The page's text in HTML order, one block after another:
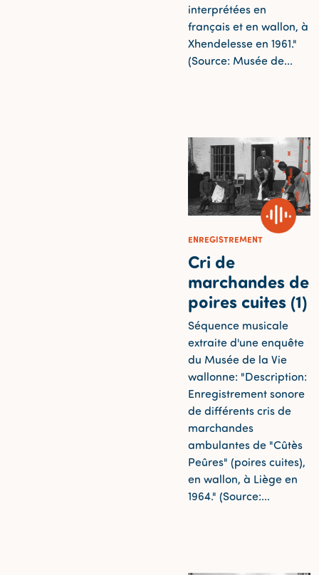
interprétées en
français et en wallon, à
Xhendelesse en 1961."
(Source: Musée de...
ENREGISTREMENT
Cri de
marchandes de
poires cuites (1)
Séquence musicale
extraite d'une enquête
du Musée de la Vie
wallonne: "Description:
Enregistrement sonore
de différents cris de
marchandes
ambulantes de "Cûtès
Peûres" (poires cuites),
en wallon, à Liège en
1964." (Source:...